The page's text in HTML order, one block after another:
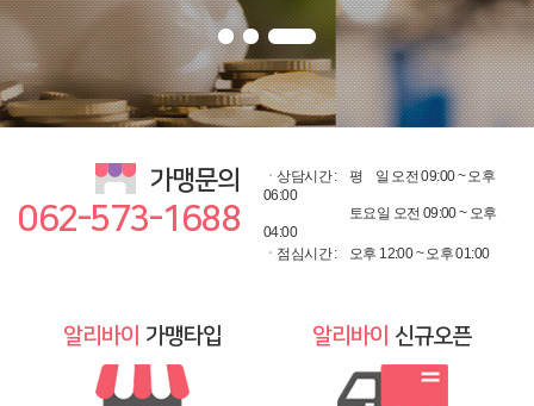
가맹문의
062-573-1688
ㆍ상담시간 : 평
일 오전 09:00 ~ 오후
06:00
토요일 오전 09:00 ~ 오후
04:00
ㆍ점심시간 :
오후 12:00 ~ 오후 01:00
알리바이 가맹타입 알리바이 신규오픈